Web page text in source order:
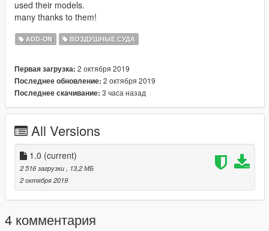
used their models.
many thanks to them!
ADD-ON ВОЗДУШНЫЕ СУДА
Первая загрузка: 2 октября 2019
Последнее обновление: 2 октября 2019
Последнее скачивание: 3 часа назад
All Versions
1.0 (current)
2 516 загрузки
, 13,2 МБ
2 октября 2019
4 комментария